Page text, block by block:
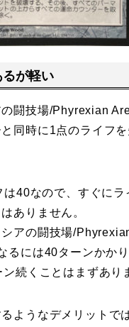
が軽い
の闘技場/Phyrexian
同時に1点のライフ
は40なので、すぐにラ
ありません。
アの闘技場/
るには40ターンかか
続くことはまずあり
ようなデメリットで